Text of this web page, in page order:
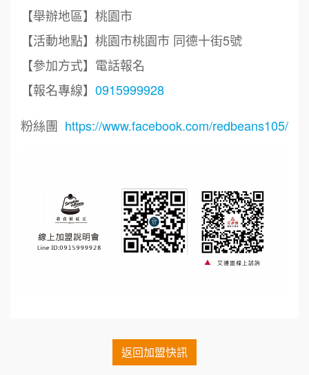
【舉辦地區】桃園市
【活動地點】桃園市桃園市 同德十街5號
【參加方式】電話報名
【報名專線】 0915999928
粉絲團 https://www.facebook.com/redbeans105/
返回加盟快訊
呷尚寶
SHARE TEA歇腳亭
徐 先生/小姐 新北市
加盟預算 50萬~75萬
何 先生/小姐